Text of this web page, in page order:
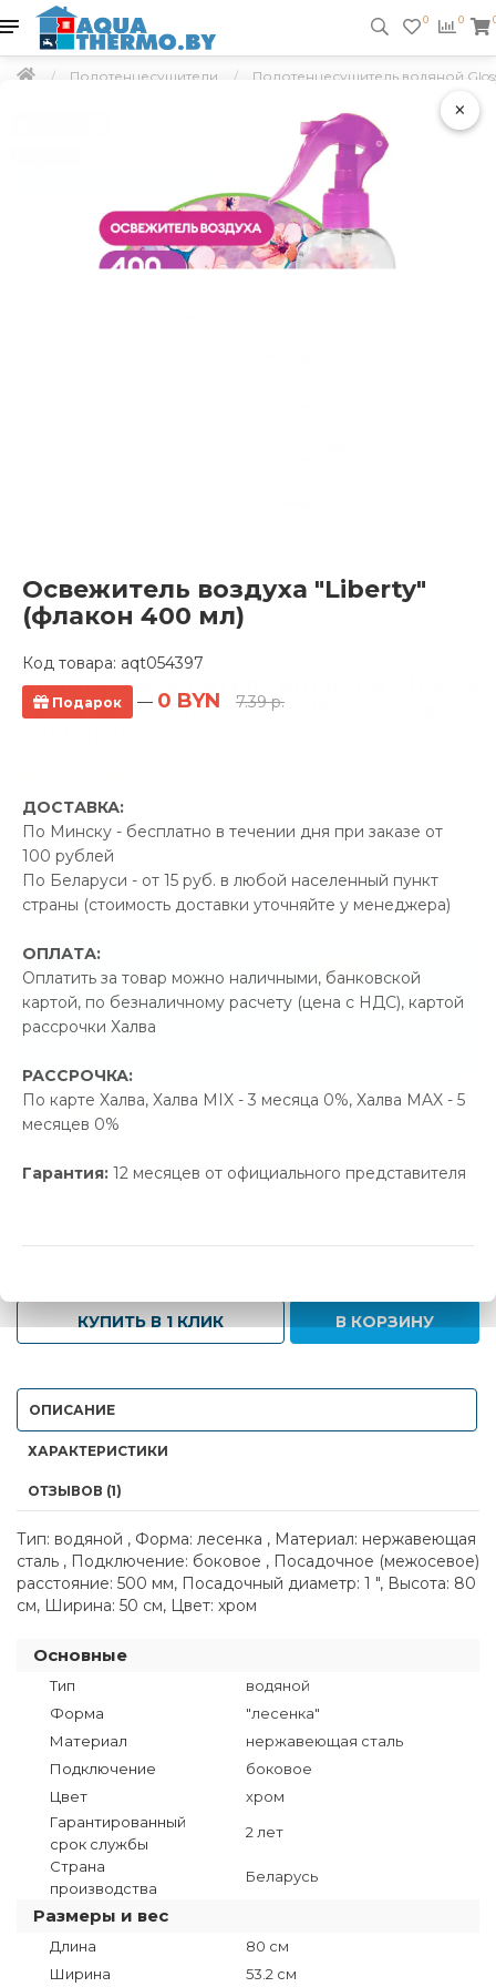
×
Освежитель воздуха "Liberty"
(флакон 400 мл)
Код товара: aqt054397
Подарок — 0 BYN 7.39 р.
ДОСТАВКА:
По Минску - бесплатно в течении дня при заказе от
100 рублей
По Беларуси - от 15 руб. в любой населенный пункт
страны (стоимость доставки уточняйте у менеджера)
ОПЛАТА:
Оплатить за товар можно наличными, банковской
картой, по безналичному расчету (цена с НДС), картой
рассрочки Халва
РАССРОЧКА:
По карте Халва, Халва MIX - 3 месяца 0%, Халва MAX - 5
месяцев 0%
Гарантия: 12 месяцев от официального представителя
0 0
Полотенцесушители Полотенцесушитель водяной
Полотенцесушитель водяной Gloss &
Reiter Skif LeRi 500х800/8 1" боковое
Производитель:Gloss &
Reiter
Код Товара: aqt052508
-5%
Экономия29.00 р.
В наличии
Новая цена Старая цена
КУПИТЬ В 1 КЛИК В КОРЗИНУ
ОПИСАНИЕ
ХАРАКТЕРИСТИКИ
ОТЗЫВОВ (1)
Тип: водяной , Форма: лесенка , Материал: нержавеющая
сталь , Подключение: боковое , Посадочное (межосевое)
расстояние: 500 мм, Посадочный диаметр: 1 ", Высота: 80
см, Ширина: 50 см, Цвет: хром
Основные
Тип
водяной
Форма
"лесенка"
Материал
нержавеющая сталь
Подключение
боковое
Цвет
хром
Гарантированный
срок службы
2 лет
Страна
производства
Беларусь
Размеры и вес
Длина
80 см
Ширина
53.2 см